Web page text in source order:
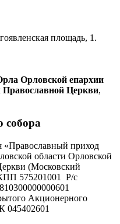
площадь, 1.
Орловской епархии
Православной Церкви,
собора
«Православный приход
области Орловской
(Московский
575201001 Р/с
Акционерного
045402601